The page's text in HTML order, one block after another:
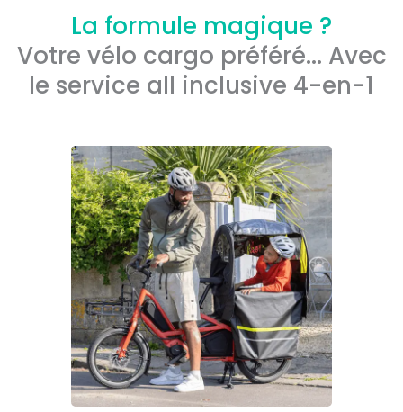
La formule magique ?
Votre vélo cargo préféré... Avec
le service all inclusive 4-en-1